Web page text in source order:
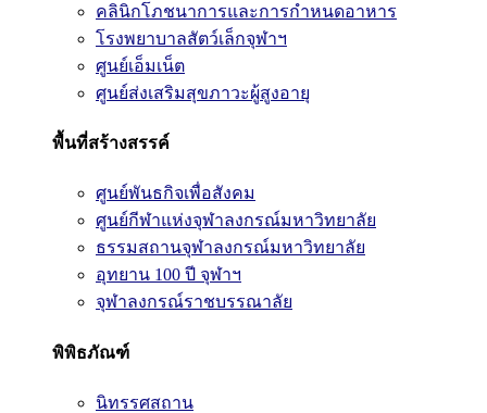
คลินิกโภชนาการและการกำหนดอาหาร
โรงพยาบาลสัตว์เล็กจุฬาฯ
ศูนย์เอ็มเน็ต
ศูนย์ส่งเสริมสุขภาวะผู้สูงอายุ
พื้นที่สร้างสรรค์
ศูนย์พันธกิจเพื่อสังคม
ศูนย์กีฬาแห่งจุฬาลงกรณ์มหาวิทยาลัย
ธรรมสถานจุฬาลงกรณ์มหาวิทยาลัย
อุทยาน 100 ปี จุฬาฯ
จุฬาลงกรณ์ราชบรรณาลัย
พิพิธภัณฑ์
นิทรรศสถาน